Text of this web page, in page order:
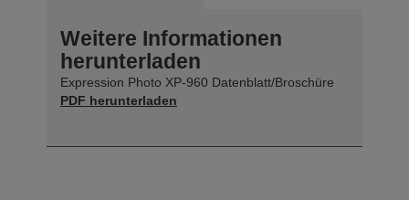
Weitere Informationen
herunterladen
Expression Photo XP-960 Datenblatt/Broschüre
PDF herunterladen